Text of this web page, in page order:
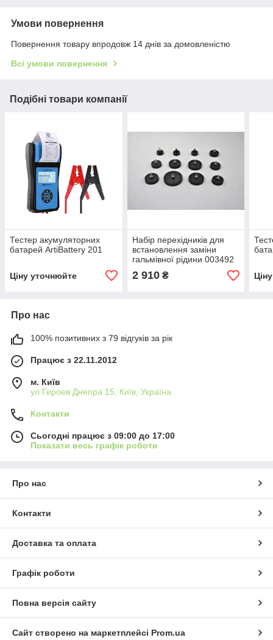
Умови повернення
Повернення товару впродовж 14 днів за домовленістю
Всі умови повернення
Подібні товари компанії
Тестер акумуляторних
батарей ArtiBattery 201
Ціну уточнюйте
Набір перехідників для
встановлення заміни
гальмівної рідини 003492
2 910₴
Про нас
100% позитивних з 79 відгуків за рік
Працює з 22.11.2012
м. Київ
ул Героев Днепра 15, Київ, Україна
Контакти
Сьогодні працює з 09:00 до 17:00
Показати весь графік роботи
Про нас
Контакти
Доставка та оплата
Графік роботи
Повна версія сайту
Сайт створено на маркетплейсі Prom.ua